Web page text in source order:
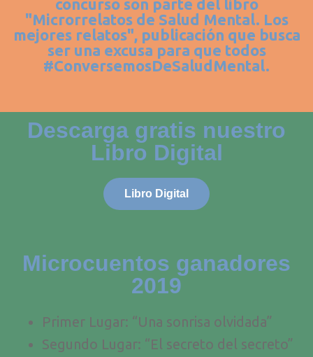
concurso son parte del libro
"Microrrelatos de Salud Mental. Los
mejores relatos", publicación que busca
ser una excusa para que todos
#ConversemosDeSaludMental.
Descarga gratis nuestro
Libro Digital
Libro Digital
Microcuentos ganadores
2019
Primer Lugar: “Una sonrisa olvidada”
Segundo Lugar: “El secreto del secreto”